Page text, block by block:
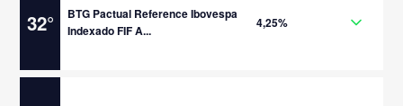
32°
BTG Pactual Reference Ibovespa
Indexado FIF A...
4,25%